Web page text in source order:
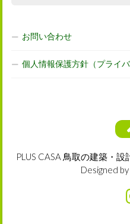
お問い合わせ
個人情報保護方針（プライバ
PLUS CASA 鳥取の建築・
Designed by